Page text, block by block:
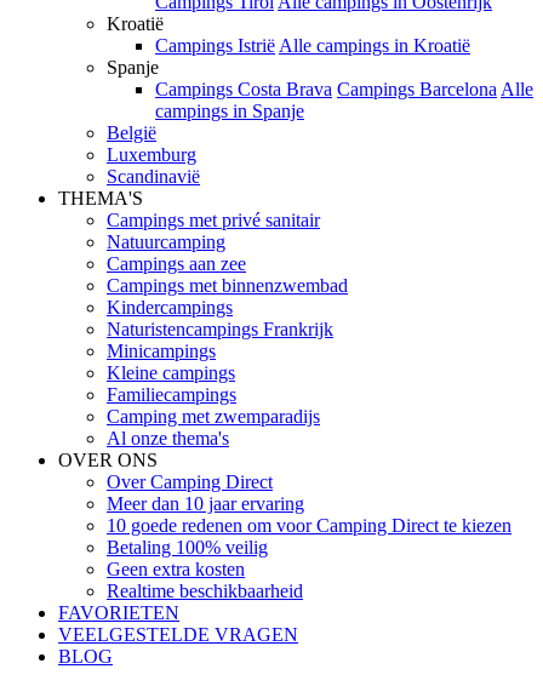
Kroatië
Campings Istrië Alle campings in Kroatië
Spanje
Campings Costa Brava Campings Barcelona Alle
campings in Spanje
België
Luxemburg
Scandinavië
THEMA'S
Campings met privé sanitair
Natuurcamping
Campings aan zee
Campings met binnenzwembad
Kindercampings
Naturistencampings Frankrijk
Minicampings
Kleine campings
Familiecampings
Camping met zwemparadijs
Al onze thema's
OVER ONS
Over Camping Direct
Meer dan 10 jaar ervaring
10 goede redenen om voor Camping Direct te kiezen
Betaling 100% veilig
Geen extra kosten
Realtime beschikbaarheid
FAVORIETEN
VEELGESTELDE VRAGEN
BLOG